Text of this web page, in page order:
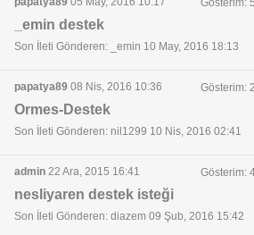
Gösterim:
_emin destek
Son İleti Gönderen: _emin 10 May, 2016 18:13
papatya89 08 Nis, 2016 10:36 Gösterim:
Ormes-Destek
Son İleti Gönderen: nil1299 10 Nis, 2016 02:41
admin 22 Ara, 2015 16:41 Gösterim:
nesliyaren destek isteği
Son İleti Gönderen: diazem 09 Şub, 2016 15:42